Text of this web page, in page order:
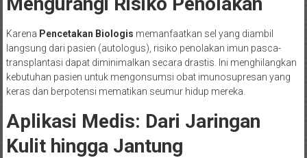
Karena Pencetakan Biologis memanfaatkan sel yang diambil
langsung dari pasien (autologus), risiko penolakan imun pasca-
transplantasi dapat diminimalkan secara drastis. Ini menghilangkan
kebutuhan pasien untuk mengonsumsi obat imunosupresan yang
keras dan berpotensi mematikan seumur hidup mereka.
Aplikasi Medis: Dari Jaringan
Kulit hingga Jantung